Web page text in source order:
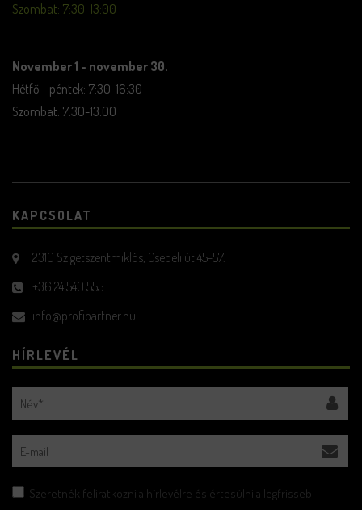
Szombat: 7:30-13:00
November 1 - november 30.
Hétfő - péntek: 7:30-16:30
Szombat: 7:30-13:00
KAPCSOLAT
2310 Szigetszentmiklós, Csepeli út 45-57.
+36 24 540 555
info@profipartner.hu
HÍRLEVÉL
Szeretnék feliratkozni a hírlevélre és értesülni a legfrisseb